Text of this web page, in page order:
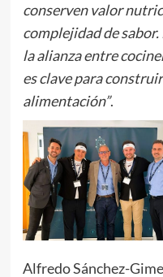
conserven valor
complejidad de
la alianza entre
es clave para
alimentación”.
Alfredo Sánchez-